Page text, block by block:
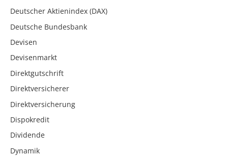
Deutscher Aktienindex (DAX)
Deutsche Bundesbank
Devisen
Devisenmarkt
Direktgutschrift
Direktversicherer
Direktversicherung
Dispokredit
Dividende
Dynamik